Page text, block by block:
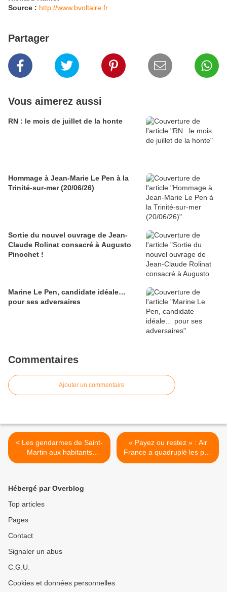
Source : http://www.bvoltaire.fr
Partager
Vous aimerez aussi
RN : le mois de juillet de la honte
Hommage à Jean-Marie Le Pen à la
Trinité-sur-mer (20/06/26)
Sortie du nouvel ouvrage de Jean-
Claude Rolinat consacré à Augusto
Pinochet !
Marine Le Pen, candidate idéale…
pour ses adversaires
Commentaires
Ajouter un commentaire
< Les gendarmes de Saint-
Martin aux habitants
attaqués et pillés : «
seuls pendant une semaine
« Payez ou restez » : Air
France a quadruplé les prix
avant l’arrivée d’Irma à
Hébergé par Overblog
Top articles
Pages
Contact
Signaler un abus
C.G.U.
Cookies et données personnelles